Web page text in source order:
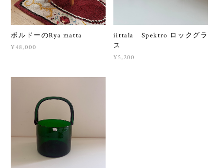
ボルドーのRya matta
¥48,000
iittala Spektro ロックグラ
ス
¥5,200